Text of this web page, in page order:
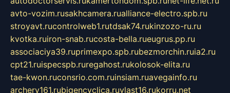
avto-vozim.rusakhcamera.rualliance-electro.spb.ru
stroyavt.rucontrolweb1.rutdsak74.rukinzozo-ru.ru
kvotka.ruiron-snab.rucosta-bella.rueugrus.pp.ru
associaciya39.ruprimexpo.spb.rubezmorchin.ruia2.ru
cpt21.ruispecspb.ruregahost.rukolosok-elita.ru
tae-kwon.ruconsrio.com.ruinsiam.ruavegainfo.ru
archery161.rubigencyclica.ruvlast16.rukorru.net